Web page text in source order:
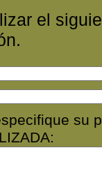
el
su